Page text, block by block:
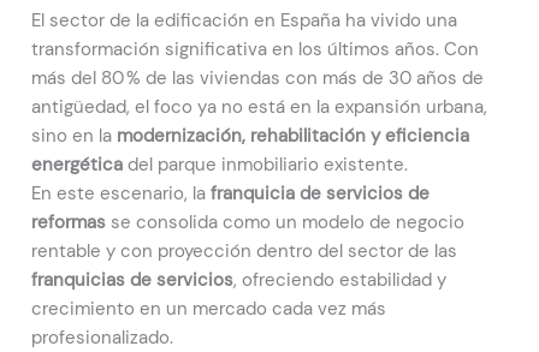
El sector de la edificación en España ha vivido una
transformación significativa en los últimos años. Con
más del 80 % de las viviendas con más de 30 años de
antigüedad, el foco ya no está en la expansión urbana,
sino en la modernización, rehabilitación y eficiencia
energética del parque inmobiliario existente.
En este escenario, lafranquicia de servicios de
reformas se consolida como un modelo de negocio
rentable y con proyección dentro del sector de las
franquicias de servicios, ofreciendo estabilidad y
crecimiento en un mercado cada vez más
profesionalizado.